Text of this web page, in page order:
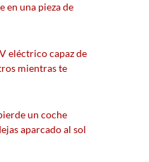
en una pieza de
eléctrico capaz de
mientras te
un coche
aparcado al sol